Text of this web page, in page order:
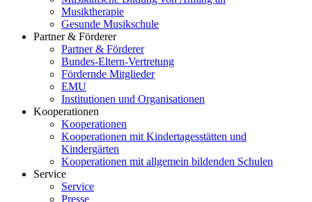
Musiktherapie
Gesunde Musikschule
Partner & Förderer
Partner & Förderer
Bundes-Eltern-Vertretung
Fördernde Mitglieder
EMU
Institutionen und Organisationen
Kooperationen
Kooperationen
Kooperationen mit Kindertagesstätten und
Kindergärten
Kooperationen mit allgemein bildenden Schulen
Service
Service
Presse